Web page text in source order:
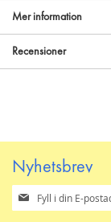
Mer information
Recensioner
Nyhetsbrev
Prenumerera
på